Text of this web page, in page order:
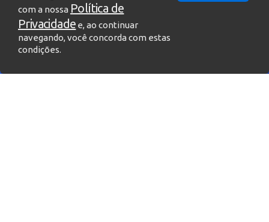
com a nossa Política de
Privacidade e, ao continuar
navegando, você concorda com estas
condições.